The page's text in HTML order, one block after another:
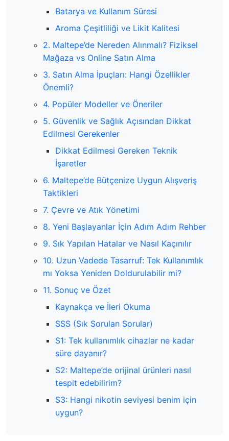
Batarya ve Kullanım Süresi
Aroma Çeşitliliği ve Likit Kalitesi
2. Maltepe’de Nereden Alınmalı? Fiziksel
Mağaza vs Online Satın Alma
3. Satın Alma İpuçları: Hangi Özellikler
Önemli?
4. Popüler Modeller ve Öneriler
5. Güvenlik ve Sağlık Açısından Dikkat
Edilmesi Gerekenler
Dikkat Edilmesi Gereken Teknik
İşaretler
6. Maltepe’de Bütçenize Uygun Alışveriş
Taktikleri
7. Çevre ve Atık Yönetimi
8. Yeni Başlayanlar İçin Adım Adım Rehber
9. Sık Yapılan Hatalar ve Nasıl Kaçınılır
10. Uzun Vadede Tasarruf: Tek Kullanımlık
mı Yoksa Yeniden Doldurulabilir mi?
11. Sonuç ve Özet
Kaynakça ve İleri Okuma
SSS (Sık Sorulan Sorular)
S1: Tek kullanımlık cihazlar ne kadar
süre dayanır?
S2: Maltepe’de orijinal ürünleri nasıl
tespit edebilirim?
S3: Hangi nikotin seviyesi benim için
uygun?